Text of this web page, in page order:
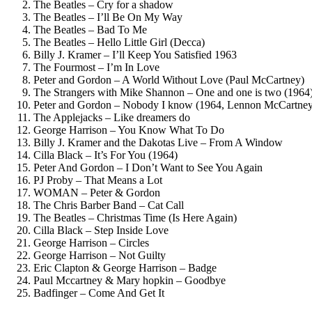
The Beatles – Cry for a shadow
The Beatles – I’ll Be On My Way
The Beatles – Bad To Me
The Beatles – Hello Little Girl (Decca)
Billy J. Kramer – I’ll Keep You Satisfied 1963
The Fourmost – I’m In Love
Peter and Gordon – A World Without Love (Paul McCartney)
The Strangers with Mike Shannon – One and one is two
Peter and Gordon – Nobody I know (1964, Lennon
The Applejacks – Like dreamers do
George Harrison – You Know What To Do
Billy J. Kramer and the Dakotas Live – From A Window
Cilla Black – It’s For You (1964)
Peter And Gordon – I Don’t Want to See You Again
PJ Proby – That Means a Lot
WOMAN – Peter & Gordon
The Chris Barber Band – Cat Call
The Beatles – Christmas Time (Is Here Again)
Cilla Black – Step Inside Love
George Harrison – Circles
George Harrison – Not Guilty
Eric Clapton & George Harrison – Badge
Paul Mccartney & Mary hopkin – Goodbye
Badfinger – Come And Get It